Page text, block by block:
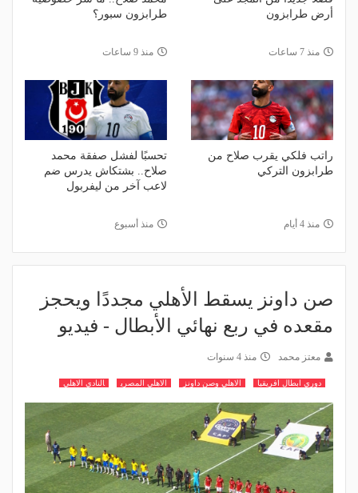
أرض طرابزون
منذ 7 ساعات
طرابزون سبور؟
منذ 9 ساعات
راتب فلكي يقرب صلاح من
طرابزون التركي
منذ 4 أيام
تحسبًا لفشل صفقة محمد
صلاح.. بشتكاش يدرس ضم
لاعب آخر من ليفربول
منذ أسبوع
صن داونز يسقط الأهلي مجددًا ويحجز
مقعده في ربع نهائي الأبطال - فيديو
معتز محمد منذ 4 سنوات
دوري ابطال افريقيا الاهلي وصن داونز الاهلي المصري النادي الاهلي